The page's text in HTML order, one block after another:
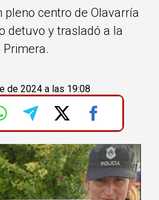
pleno centro de Olavarría
detuvo y trasladó a la
de 2024 a las 19:08